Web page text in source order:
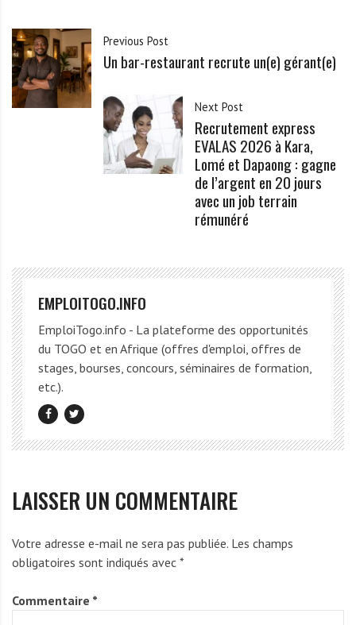
Previous Post
Un bar-restaurant recrute un(e) gérant(e)
Next Post
Recrutement express
EVALAS 2026 à Kara,
Lomé et Dapaong : gagne
de l’argent en 20 jours
avec un job terrain
rémunéré
EMPLOITOGO.INFO
EmploiTogo.info - La plateforme des opportunités
du TOGO et en Afrique (offres d'emploi, offres de
stages, bourses, concours, séminaires de formation,
etc.).
LAISSER UN COMMENTAIRE
Votre adresse e-mail ne sera pas publiée. Les champs
obligatoires sont indiqués avec *
Commentaire *